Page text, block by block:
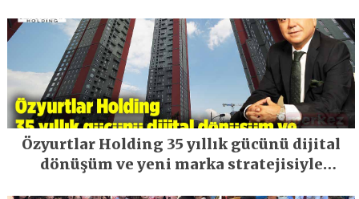
Özyurtlar Holding 35 yıllık gücünü dijital
dönüşüm ve yeni marka stratejisiyle